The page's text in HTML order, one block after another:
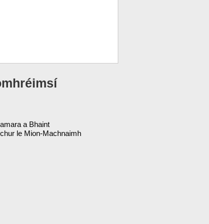
a Bhaint
le Mion-Machnaimh